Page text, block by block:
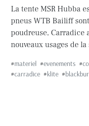
La tente MSR Hubba
pneus WTB Bailiff
poudreuse, Carradice
nouveaux usages de
#materiel #evenements #
#carradice #klite #